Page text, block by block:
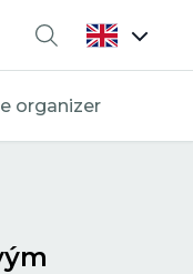
Search
organizer